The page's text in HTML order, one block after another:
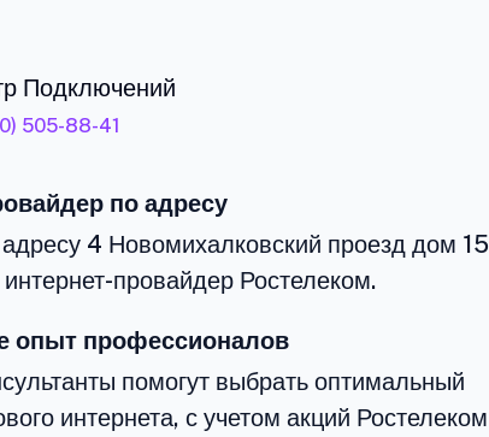
Подключений
505-88-41
по адресу
4 Новомихалковский проезд дом 15
провайдер Ростелеком.
опыт профессионалов
помогут выбрать оптимальный
интернета, с учетом акций Ростелеком